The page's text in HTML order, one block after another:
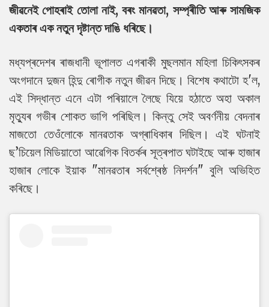
জীৱনেই পোহৰাই তোলা নাই, বৰং মানৱতা, সম্প্ৰীতি আৰু সামজিক
একতাৰ এক নতুন দৃষ্টান্ত দাঙি ধৰিছে।
মধ্যপ্ৰদেশৰ ৰাজধানী ভূপালত এগৰাকী মুছলমান মহিলা চিকিৎসকৰ
অংগদানে দুজন হিন্দু ৰোগীক নতুন জীৱন দিছে। বিশেষ কথাটো হ'ল,
এই সিদ্ধান্ত এনে এটা পৰিয়ালে লৈছে যিয়ে হঠাতে অহা অকাল
মৃত্যুৰ গভীৰ শোকত ভাগি পৰিছিল। কিন্তু সেই অবৰ্ণনীয় বেদনাৰ
মাজতো তেওঁলোকে মানৱতাক অগ্ৰাধিকাৰ দিছিল। এই ঘটনাই
ছ’চিয়েল মিডিয়াতো আৱেগিক বিতৰ্কৰ সূত্ৰপাত ঘটাইছে আৰু হাজাৰ
হাজাৰ লোকে ইয়াক "মানৱতাৰ সৰ্বশ্ৰেষ্ঠ নিদৰ্শন" বুলি অভিহিত
কৰিছে।